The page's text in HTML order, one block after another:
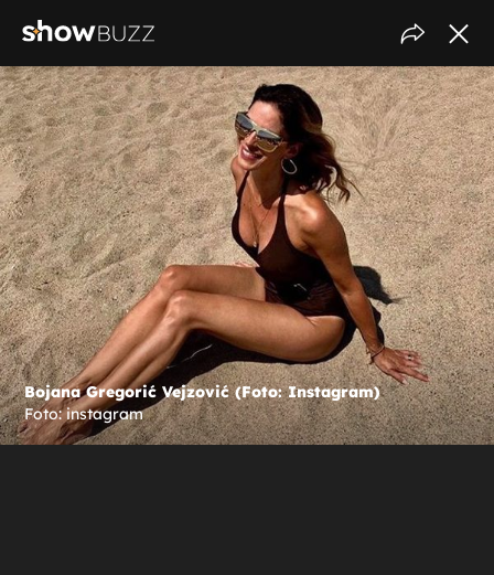
Bojana Gregorić Vejzović (Foto: Instagram)
Foto: instagram